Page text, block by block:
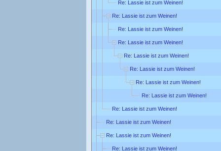
Re: Lassie ist zum Weinen!
Re: Lassie ist zum Weinen!
Re: Lassie ist zum Weinen!
Re: Lassie ist zum Weinen!
Re: Lassie ist zum Weinen!
Re: Lassie ist zum Weinen!
Re: Lassie ist zum Weinen!
Re: Lassie ist zum Weinen!
Re: Lassie ist zum Weinen!
Re: Lassie ist zum Weinen!
Re: Lassie ist zum Weinen!
Re: Lassie ist zum Weinen!